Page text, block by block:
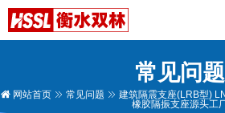
常见问题
网站首页 常见问题
建筑隔震支座(LRB型)
橡胶隔振支座源头工